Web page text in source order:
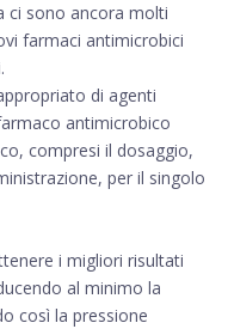
ci sono ancora molti
farmaci antimicrobici
di agenti
antimicrobico
compresi il dosaggio,
per il singolo
i migliori risultati
al minimo la
così la pressione